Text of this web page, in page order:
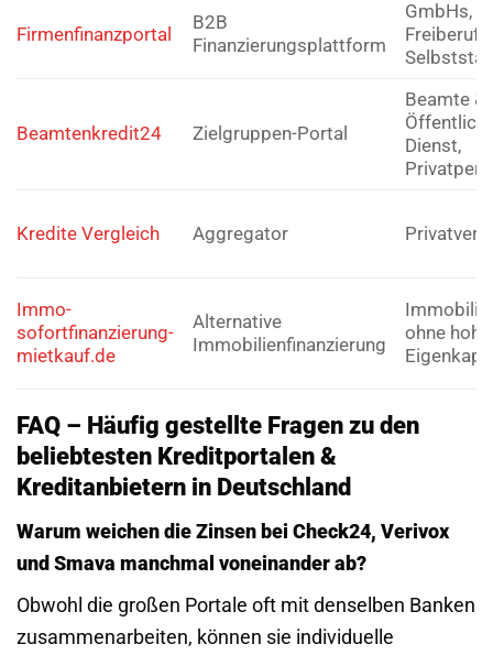
Firmenfinanzportal
B2B
Finanzierungsplattform
GmbHs,
Beamtenkredit24 Zielgruppen-Portal
Beamte &
Dienst,
Kredite Vergleich Aggregator
Immo-
sofortfinanzierung-
mietkauf.de
Alternative
Immobilienfinanzierung
ohne
FAQ – Häufig gestellte Fragen zu den
beliebtesten Kreditportalen &
Kreditanbietern in Deutschland
Warum weichen die Zinsen bei Check24, Verivox
und Smava manchmal voneinander ab?
Obwohl die großen Portale oft mit denselben Banken
zusammenarbeiten, können sie individuelle